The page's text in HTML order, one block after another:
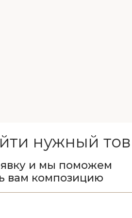
нужный
и мы поможем
вам композицию